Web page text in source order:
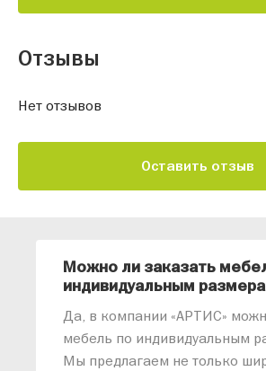
Отзывы
Нет отзывов
Оставить отзыв
Можно ли заказать
индивидуальным
Да, в компании «АРТИС»
мебель по индивидуальным
Мы предлагаем не только